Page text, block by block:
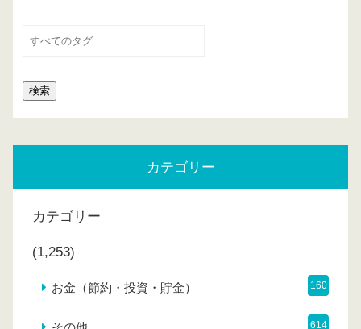
カテゴリー
カテゴリー
(1,253)
お金（節約・投資・貯金） 160
614